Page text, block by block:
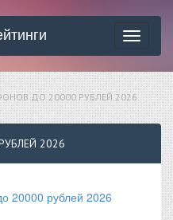
Toggle
ДО 20000 РУБЛЕЙ 2026
2026